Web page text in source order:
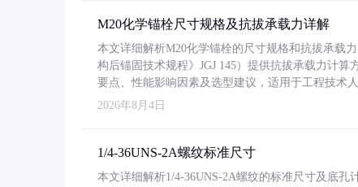
M20化学锚栓尺寸规格及抗拔承载力详解
本文详细解析M20化学锚栓的尺寸规格和抗拔承载
构后锚固技术规程》JGJ 145）提供抗拔承载力计
要点、性能影响因素及选型建议，适用于工程技术人
2026年8月4日
1/4-36UNS-2A螺纹标准尺寸
本文详细解析1/4-36UNS-2A螺纹的标准尺寸及底